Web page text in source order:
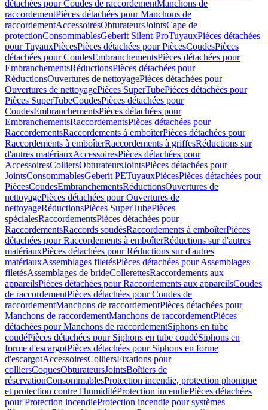
détachées pour Coudes de raccordementManchons de
raccordementPièces détachées pour Manchons de
raccordementAccessoiresObturateursJointsCape de
protectionConsommablesGeberit Silent-ProTuyauxPièces détachées
pour TuyauxPiècesPièces détachées pour PiècesCoudesPièces
détachées pour CoudesEmbranchementsPièces détachées pour
EmbranchementsRéductionsPièces détachées pour
RéductionsOuvertures de nettoyagePièces détachées pour
Ouvertures de nettoyagePièces SuperTubePièces détachées pour
Pièces SuperTubeCoudesPièces détachées pour
CoudesEmbranchementsPièces détachées pour
EmbranchementsRaccordementsPièces détachées pour
RaccordementsRaccordements à emboîterPièces détachées pour
Raccordements à emboîterRaccordements à griffesRéductions sur
d'autres matériauxAccessoiresPièces détachées pour
AccessoiresColliersObturateursJointsPièces détachées pour
JointsConsommablesGeberit PETuyauxPiècesPièces détachées pour
PiècesCoudesEmbranchementsRéductionsOuvertures de
nettoyagePièces détachées pour Ouvertures de
nettoyageRéductionsPièces SuperTubePièces
spécialesRaccordementsPièces détachées pour
RaccordementsRaccords soudésRaccordements à emboîterPièces
détachées pour Raccordements à emboîterRéductions sur d'autres
matériauxPièces détachées pour Réductions sur d'autres
matériauxAssemblages filetésPièces détachées pour Assemblages
filetésAssemblages de brideCollerettesRaccordements aux
appareilsPièces détachées pour Raccordements aux appareilsCoudes
de raccordementPièces détachées pour Coudes de
raccordementManchons de raccordementPièces détachées pour
Manchons de raccordementManchons de raccordementPièces
détachées pour Manchons de raccordementSiphons en tube
coudéPièces détachées pour Siphons en tube coudéSiphons en
forme d'escargotPièces détachées pour Siphons en forme
d'escargotAccessoiresColliersFixations pour
colliersCoquesObturateursJointsBoîtiers de
réservationConsommablesProtection incendie, protection phonique
et protection contre l'humiditéProtection incendiePièces détachées
pour Protection incendieProtection incendie pour systèmes